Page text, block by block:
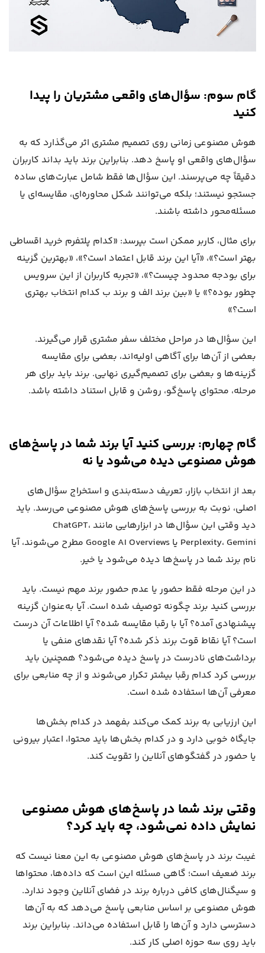
گام سوم: سؤال‌های واقعی مشتریان را پیدا
کنید
هوش مصنوعی زمانی روی تصمیم مشتری اثر می‌گذارد که به
سؤال‌های واقعی او پاسخ دهد. بنابراین برند باید بداند کاربران
دقیقاً چه می‌پرسند. این سؤال‌ها فقط شامل عبارت‌های ساده
جستجو نیستند؛ بلکه می‌توانند شکل محاوره‌ای، مقایسه‌ای یا
مسئله‌محور داشته باشند.
برای مثال، کاربر ممکن است بپرسد: «کدام پلتفرم خرید اقساطی
بهتر است؟»، «آیا این برند قابل اعتماد است؟»، «بهترین گزینه
برای بودجه محدود چیست؟»، «تجربه کاربران از این سرویس
چطور بوده؟» یا «بین برند الف و برند ب کدام انتخاب بهتری
است؟»
این سؤال‌ها در مراحل مختلف سفر مشتری قرار می‌گیرند.
بعضی از آن‌ها برای آگاهی اولیه‌اند، بعضی برای مقایسه
گزینه‌ها و بعضی برای تصمیم‌گیری نهایی. برند باید برای هر
مرحله، محتوای پاسخ‌گو، روشن و قابل استناد داشته باشد.
گام چهارم: بررسی کنید آیا برند شما در پاسخ‌های
هوش مصنوعی دیده می‌شود یا نه
بعد از انتخاب بازار، تعریف دسته‌بندی و استخراج سؤال‌های
اصلی، نوبت به بررسی پاسخ‌های هوش مصنوعی می‌رسد. باید
دید وقتی این سؤال‌ها در ابزارهایی مانند ChatGPT،
Perplexity، Gemini یا Google AI Overviews مطرح می‌شوند، آیا
نام برند شما در پاسخ‌ها دیده می‌شود یا خیر.
در این مرحله فقط حضور یا عدم حضور برند مهم نیست. باید
بررسی کنید برند چگونه توصیف شده است. آیا به‌عنوان گزینه
پیشنهادی آمده؟ آیا با رقبا مقایسه شده؟ آیا اطلاعات آن درست
است؟ آیا نقاط قوت برند ذکر شده؟ آیا نقدهای منفی یا
برداشت‌های نادرست در پاسخ دیده می‌شود؟ همچنین باید
بررسی کرد کدام رقبا بیشتر تکرار می‌شوند و از چه منابعی برای
معرفی آن‌ها استفاده شده است.
این ارزیابی به برند کمک می‌کند بفهمد در کدام بخش‌ها
جایگاه خوبی دارد و در کدام بخش‌ها باید محتوا، اعتبار بیرونی
یا حضور در گفتگوهای آنلاین را تقویت کند.
وقتی برند شما در پاسخ‌های هوش مصنوعی
نمایش داده نمی‌شود، چه باید کرد؟
غیبت برند در پاسخ‌های هوش مصنوعی به این معنا نیست که
برند ضعیف است؛ گاهی مسئله این است که داده‌ها، محتواها
و سیگنال‌های کافی درباره برند در فضای آنلاین وجود ندارد.
هوش مصنوعی بر اساس منابعی پاسخ می‌دهد که به آن‌ها
دسترسی دارد و آن‌ها را قابل استفاده می‌داند. بنابراین برند
باید روی سه حوزه اصلی کار کند.